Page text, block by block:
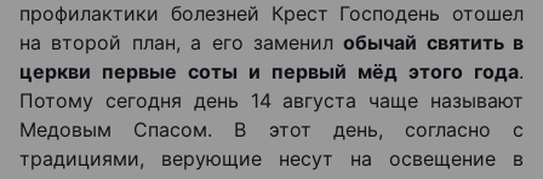
профилактики болезней Крест Господень отошел
на второй план, а его заменилобычай святить в
церкви первые соты и первый мёд этого года.
Потому сегодня день 14 августа чаще называют
Медовым Спасом. В этот день, согласно с
традициями, верующие несут на освещение в